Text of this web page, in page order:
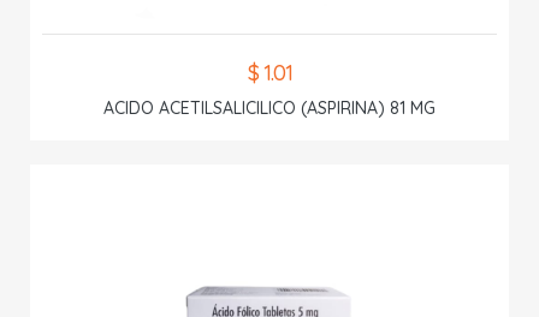
$ 1.01
ACIDO ACETILSALICILICO (ASPIRINA) 81 MG